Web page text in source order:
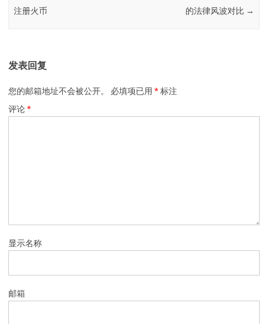
注册火币
的法律风波对比 →
发表回复
您的邮箱地址不会被公开。 必填项已用 * 标注
评论*
显示名称
邮箱